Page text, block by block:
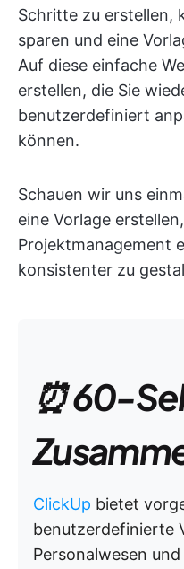
Schritte zu erstellen,
sparen und eine
Auf diese einfache
erstellen, die Sie
benutzerdefiniert
können.
Schauen wir uns
eine Vorlage
Projektmanagement
konsistenter zu
⏰ 60-
ClickUp bietet
benutzerdefinierte
Personalwesen